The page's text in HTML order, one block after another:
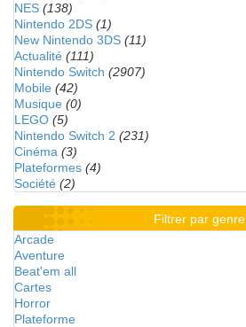
NES (138)
Nintendo 2DS (1)
New Nintendo 3DS (11)
Actualité (111)
Nintendo Switch (2907)
Mobile (42)
Musique (0)
LEGO (5)
Nintendo Switch 2 (231)
Cinéma (3)
Plateformes (4)
Société (2)
Filtrer par genre
Arcade
Aventure
Beat'em all
Cartes
Horror
Plateforme